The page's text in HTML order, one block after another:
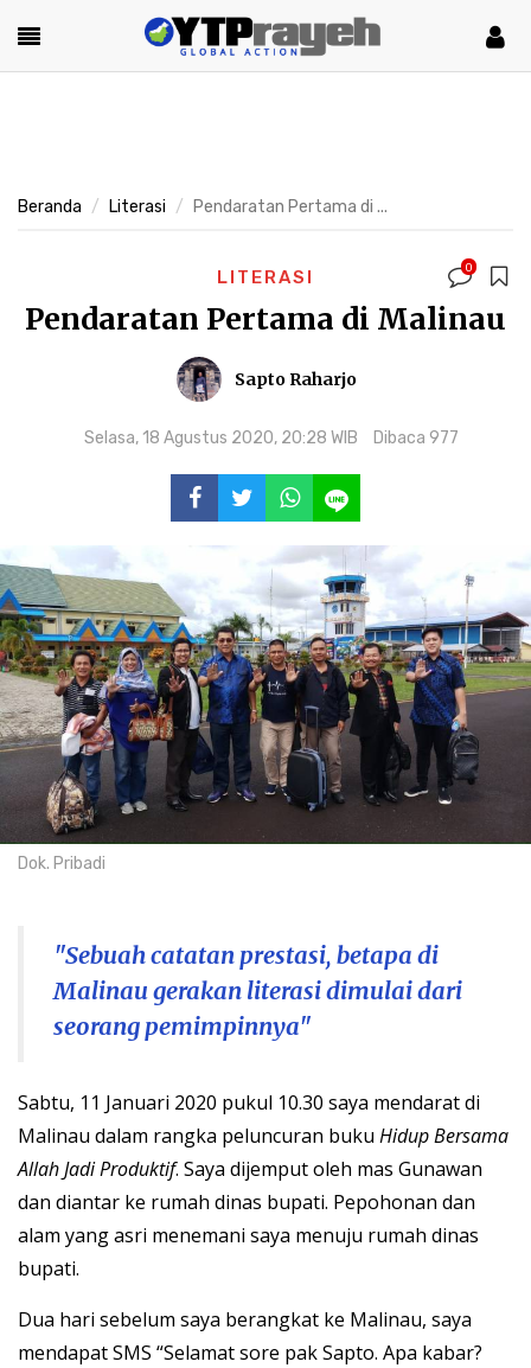
Beranda Literasi Pendaratan Pertama di ...
LITERASI 0
Pendaratan Pertama di Malinau
Sapto Raharjo
Selasa, 18 Agustus 2020, 20:28 WIB Dibaca 977
Dok. Pribadi
"Sebuah catatan prestasi, betapa di
Malinau gerakan literasi dimulai dari
seorang pemimpinnya"
Sabtu, 11 Januari 2020 pukul 10.30 saya mendarat di
Malinau dalam rangka peluncuran buku Hidup Bersama
Allah Jadi Produktif. Saya dijemput oleh mas Gunawan
dan diantar ke rumah dinas bupati. Pepohonan dan
alam yang asri menemani saya menuju rumah dinas
bupati.
Dua hari sebelum saya berangkat ke Malinau, saya
mendapat SMS “Selamat sore pak Sapto. Apa kabar?